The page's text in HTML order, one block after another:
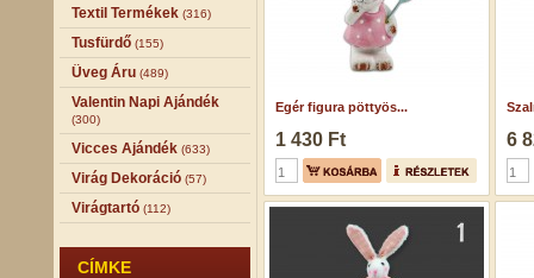
Textil Termékek (316)
Tusfürdő (155)
Üveg Áru (489)
Valentin Napi Ajándék
(300)
Vicces Ajándék (633)
Virág Dekoráció (57)
Virágtartó (112)
CÍMKE
Egér figura pöttyös...
1 430 Ft 6